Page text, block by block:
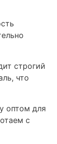
строгий
что
оптом для
с